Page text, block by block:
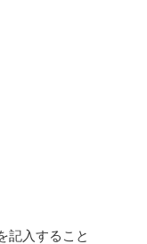
記入すること